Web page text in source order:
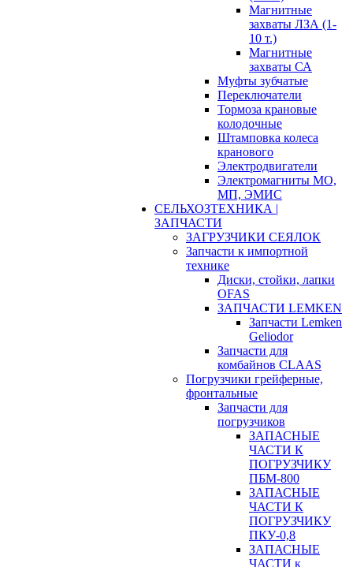
Магнитные
захваты ЛЗА (1-
10 т.)
Магнитные
захваты СА
Муфты зубчатые
Переключатели
Тормоза крановые
колодочные
Штамповка колеса
кранового
Электродвигатели
Электромагниты МО,
МП, ЭМИС
СЕЛЬХОЗТЕХНИКА |
ЗАПЧАСТИ
ЗАГРУЗЧИКИ СЕЯЛОК
Запчасти к импортной
технике
Диски, стойки, лапки
OFAS
ЗАПЧАСТИ LEMKEN
Запчасти Lemken
Geliodor
Запчасти для
комбайнов CLAAS
Погрузчики грейферные,
фронтальные
Запчасти для
погрузчиков
ЗАПАСНЫЕ
ЧАСТИ К
ПОГРУЗЧИКУ
ПБМ-800
ЗАПАСНЫЕ
ЧАСТИ К
ПОГРУЗЧИКУ
ПКУ-0,8
ЗАПАСНЫЕ
ЧАСТИ к